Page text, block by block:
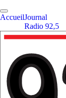
AccueilJournal
Radio 92,5